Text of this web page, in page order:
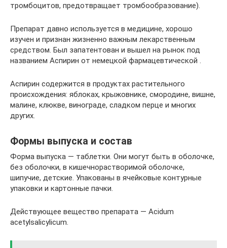
тромбоцитов, предотвращает тромбообразование).
Препарат давно используется в медицине, хорошо
изучен и признан жизненно важным лекарственным
средством. Был запатентован и вышел на рынок под
названием Аспирин от немецкой фармацевтической .
Аспирин содержится в продуктах растительного
происхождения: яблоках, крыжовнике, смородине, вишне,
малине, клюкве, винограде, сладком перце и многих
других.
Формы выпуска и состав
Форма выпуска — таблетки. Они могут быть в оболочке,
без оболочки, в кишечнорастворимой оболочке,
шипучие, детские. Упакованы в ячейковые контурные
упаковки и картонные пачки.
Действующее вещество препарата — Acidum
acetylsalicylicum.